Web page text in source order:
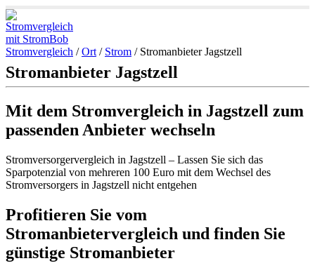
Stromvergleich /Ort / Strom / Stromanbieter Jagstzell
Stromanbieter Jagstzell
Mit dem Stromvergleich in Jagstzell zum
passenden Anbieter wechseln
Stromversorgervergleich in Jagstzell – Lassen Sie sich das
Sparpotenzial von mehreren 100 Euro mit dem Wechsel des
Stromversorgers in Jagstzell nicht entgehen
Profitieren Sie vom
Stromanbietervergleich und finden Sie
günstige Stromanbieter